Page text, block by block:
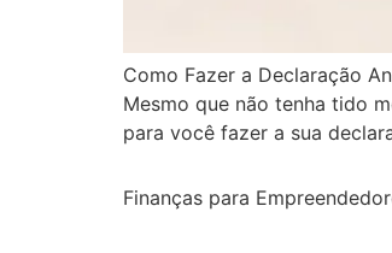
Como Fazer a Declaração
Mesmo que não tenha tido
para você fazer a sua
Finanças para